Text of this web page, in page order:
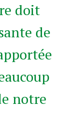
doit
de
notre